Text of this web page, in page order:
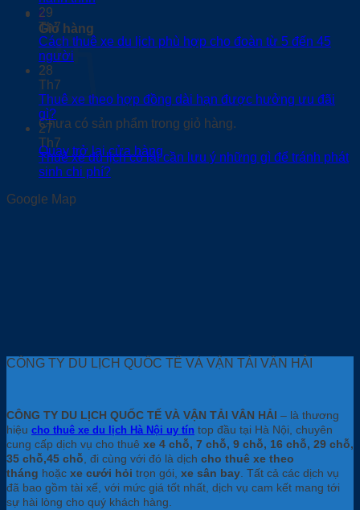
0
Giỏ hàng
Chưa có sản phẩm trong giỏ hàng.
Quay trở lại cửa hàng
29
Th7
Cách thuê xe du lịch phù hợp cho đoàn từ 5 đến 45
người
28
Th7
Thuê xe theo hợp đồng dài hạn được hưởng ưu đãi
gì?
27
Th7
Thuê xe du lịch có lái cần lưu ý những gì để tránh phát
sinh chi phí?
Google Map
CÔNG TY DU LỊCH QUỐC TẾ VÀ VẬN TẢI VÂN HẢI
CÔNG TY DU LỊCH QUỐC TẾ VÀ VẬN TẢI VÂN HẢI – là thương
hiệu cho thuê xe du lịch Hà Nội uy tín top đầu tại Hà Nội, chuyên
cung cấp dịch vụ cho thuê xe 4 chỗ, 7 chỗ, 9 chỗ, 16 chỗ, 29 chỗ,
35 chỗ,45 chỗ , đi cùng với đó là dịch cho thuê xe theo
tháng hoặc xe cưới hỏi trọn gói, xe sân bay . Tất cả các dịch vụ
đã bao gồm tài xế, với mức giá tốt nhất, dịch vụ cam kết mang tới
sự hài lòng cho quý khách hàng.